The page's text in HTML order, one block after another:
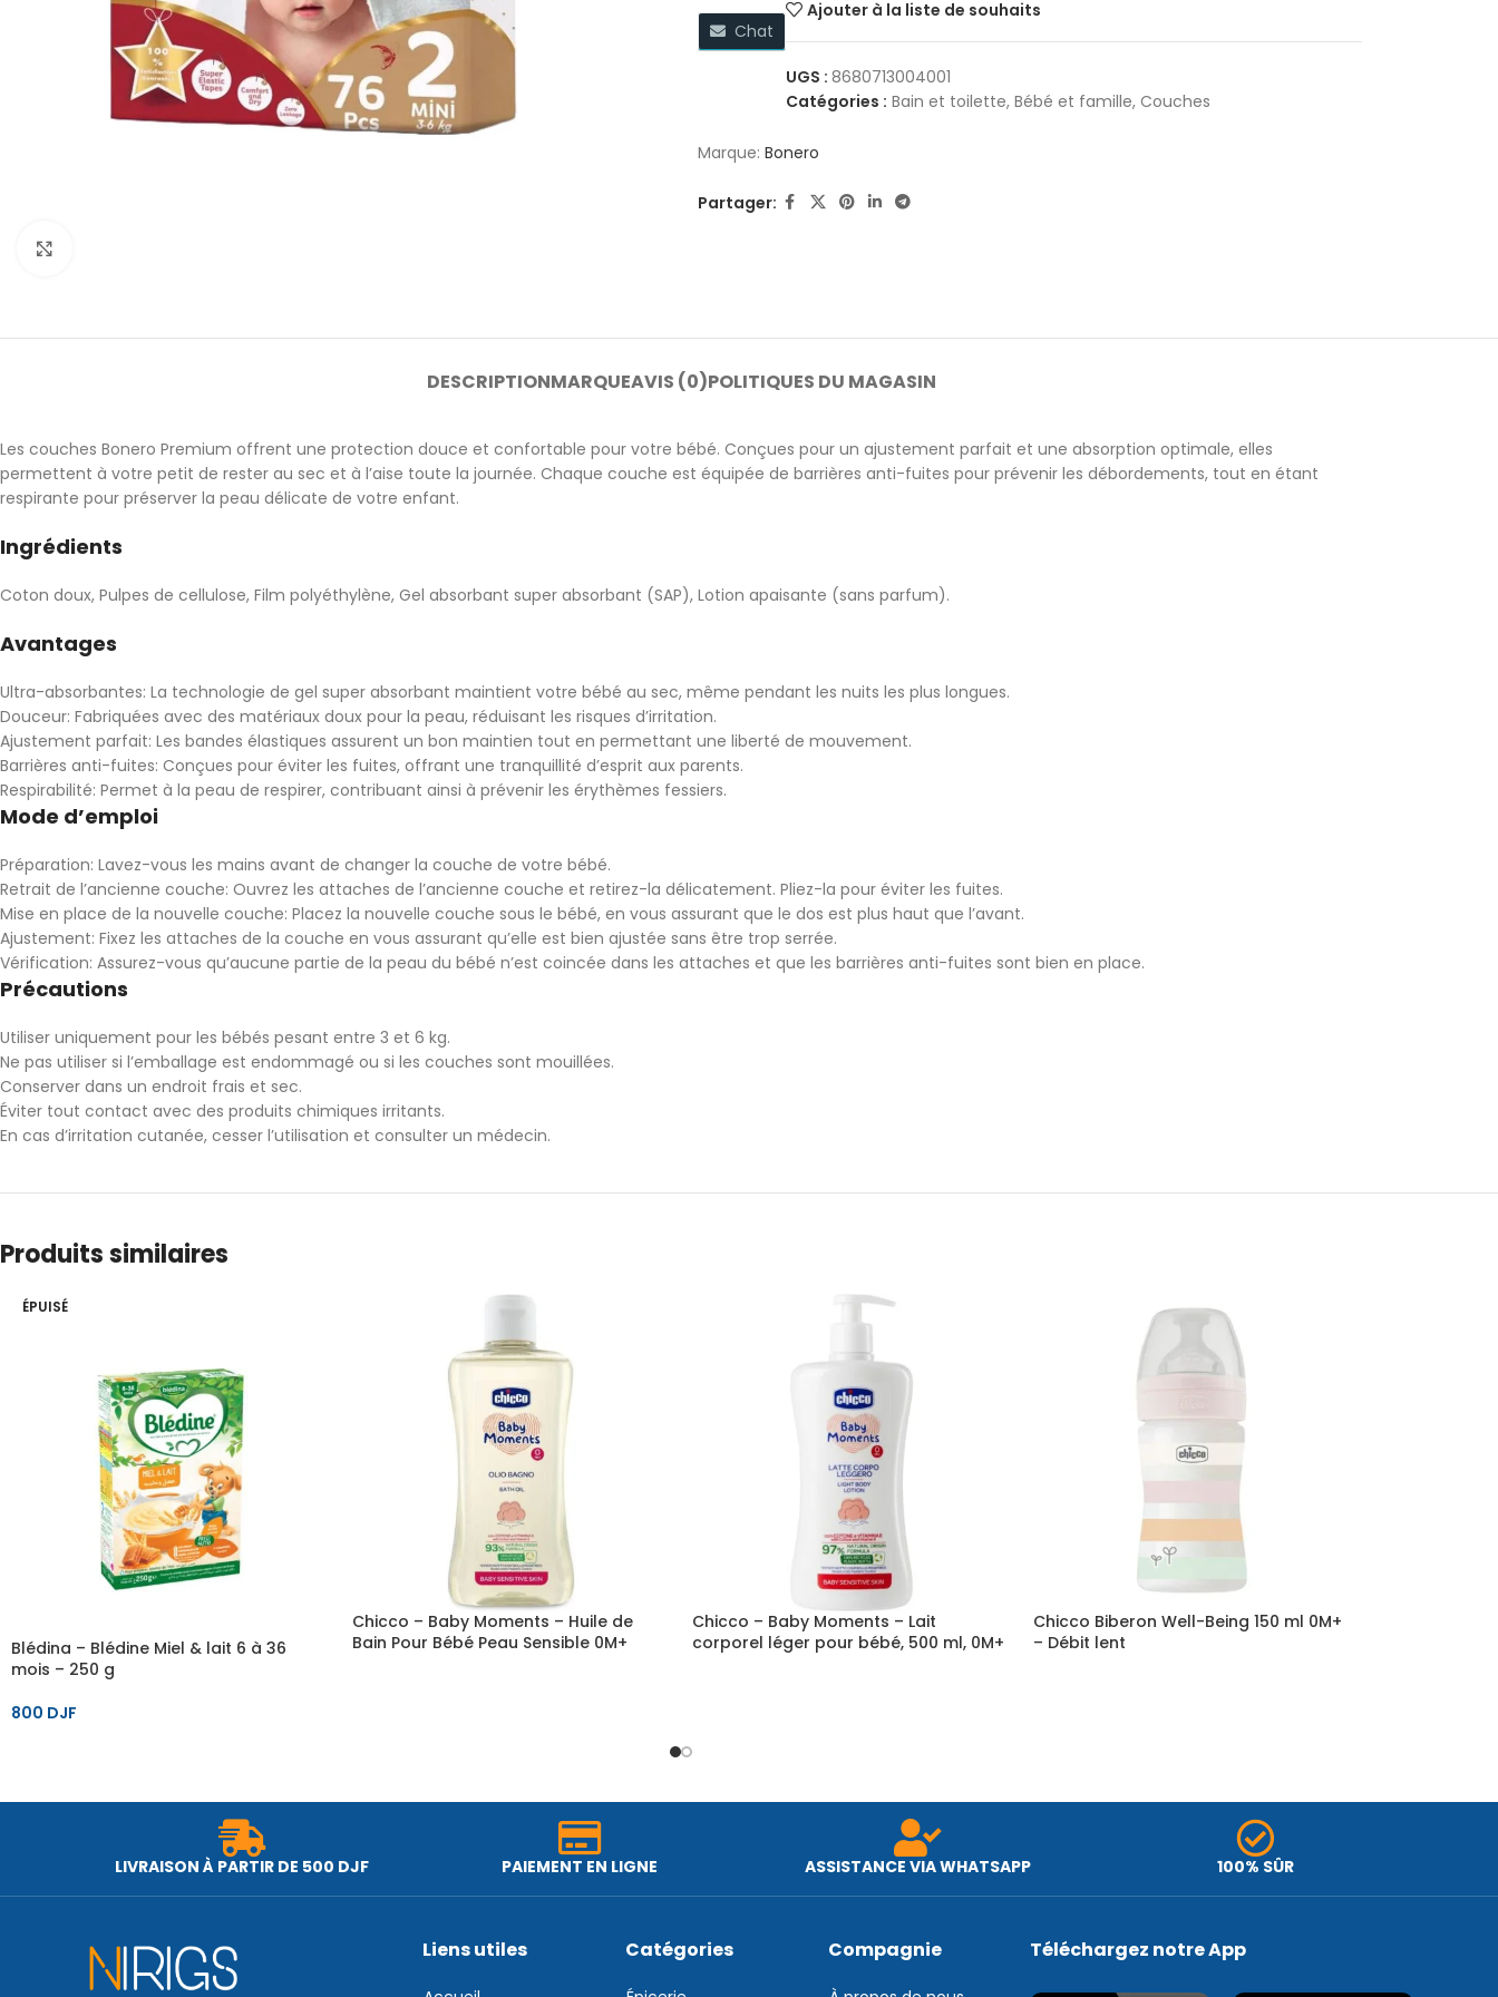
Ajouter à la liste de souhaits
Chat
UGS : 8680713004001
Catégories : Bain et toilette, Bébé et famille, Couches
Marque: Bonero
Partager:
DESCRIPTIONMARQUEAVIS (0)POLITIQUES DU MAGASIN
Les couches Bonero Premium offrent une protection douce et confortable pour votre bébé. Conçues pour un ajustement parfait et une absorption optimale, elles
permettent à votre petit de rester au sec et à l’aise toute la journée. Chaque couche est équipée de barrières anti-fuites pour prévenir les débordements, tout en étant
respirante pour préserver la peau délicate de votre enfant.
Ingrédients
Coton doux, Pulpes de cellulose, Film polyéthylène, Gel absorbant super absorbant (SAP), Lotion apaisante (sans parfum).
Avantages
Ultra-absorbantes: La technologie de gel super absorbant maintient votre bébé au sec, même pendant les nuits les plus longues.
Douceur: Fabriquées avec des matériaux doux pour la peau, réduisant les risques d’irritation.
Ajustement parfait: Les bandes élastiques assurent un bon maintien tout en permettant une liberté de mouvement.
Barrières anti-fuites: Conçues pour éviter les fuites, offrant une tranquillité d’esprit aux parents.
Respirabilité: Permet à la peau de respirer, contribuant ainsi à prévenir les érythèmes fessiers.
Mode d’emploi
Préparation: Lavez-vous les mains avant de changer la couche de votre bébé.
Retrait de l’ancienne couche: Ouvrez les attaches de l’ancienne couche et retirez-la délicatement. Pliez-la pour éviter les fuites.
Mise en place de la nouvelle couche: Placez la nouvelle couche sous le bébé, en vous assurant que le dos est plus haut que l’avant.
Ajustement: Fixez les attaches de la couche en vous assurant qu’elle est bien ajustée sans être trop serrée.
Vérification: Assurez-vous qu’aucune partie de la peau du bébé n’est coincée dans les attaches et que les barrières anti-fuites sont bien en place.
Précautions
Utiliser uniquement pour les bébés pesant entre 3 et 6 kg.
Ne pas utiliser si l’emballage est endommagé ou si les couches sont mouillées.
Conserver dans un endroit frais et sec.
Éviter tout contact avec des produits chimiques irritants.
En cas d’irritation cutanée, cesser l’utilisation et consulter un médecin.
Produits similaires
ÉPUISÉ
Blédina – Blédine Miel & lait 6 à 36
mois – 250 g
800 DJF
Chicco – Baby Moments – Huile de
Bain Pour Bébé Peau Sensible 0M+
Chicco – Baby Moments – Lait
corporel léger pour bébé, 500 ml, 0M+
Chicco Biberon Well-Being 150 ml 0M+
– Débit lent
LIVRAISON À PARTIR DE 500 DJF PAIEMENT EN LIGNE ASSISTANCE VIA WHATSAPP 100% SÛR
Liens utiles Catégories Compagnie Téléchargez notre App